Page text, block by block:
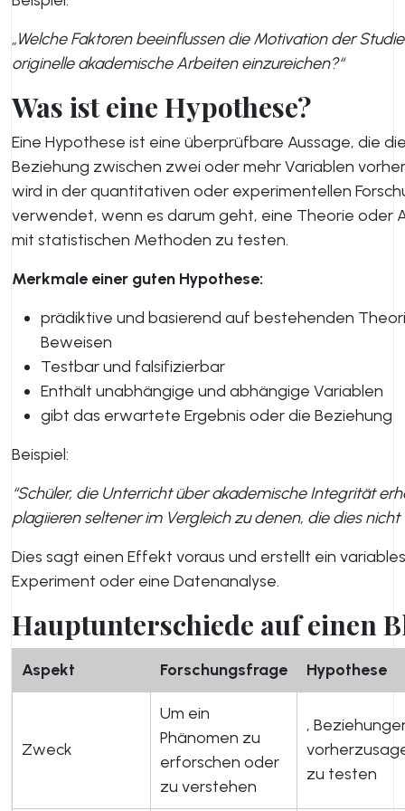
„Welche Faktoren beeinflussen die Motivation der
originelle akademische Arbeiten einzureichen?“
Was ist eine Hypothese?
Eine Hypothese ist eine überprüfbare Aussage, die
Beziehung zwischen zwei oder mehr Variablen
wird in der quantitativen oder experimentellen
verwendet, wenn es darum geht, eine Theorie oder
mit statistischen Methoden zu testen.
Merkmale einer guten Hypothese:
prädiktive und basierend auf bestehenden
Beweisen
Testbar und falsifizierbar
Enthält unabhängige und abhängige Variablen
gibt das erwartete Ergebnis oder die Beziehung
Beispiel:
“Schüler, die Unterricht über akademische Integrität
plagiieren seltener im Vergleich zu denen, die dies nicht
Dies sagt einen Effekt voraus und erstellt ein variables
Experiment oder eine Datenanalyse.
Hauptunterschiede auf einen
Aspekt Forschungsfrage Hypothese
Zweck
Um ein
Phänomen zu
erforschen oder
zu verstehen
,
zu testen